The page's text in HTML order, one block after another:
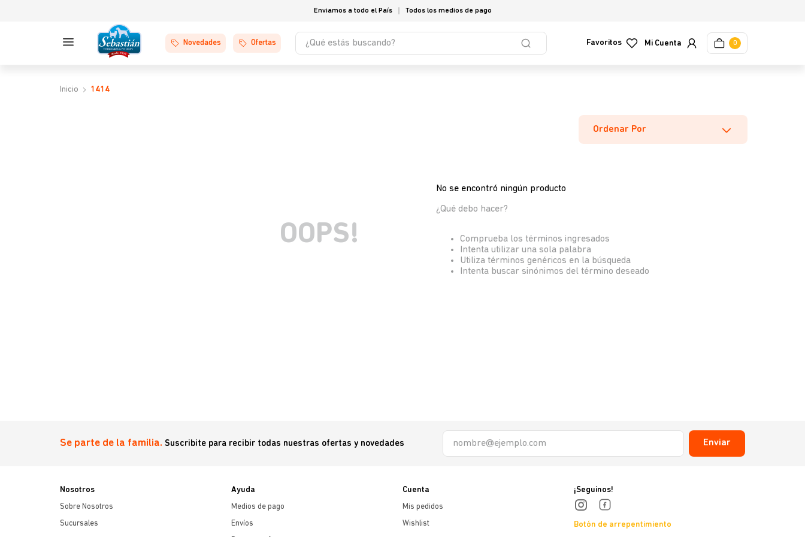
Enviamos a todo el País Todos los medios de pago
Novedades Ofertas
¿Qué estás buscando?
Favoritos 0
1414
Ordenar Por
OOPS!
No se encontró ningún producto
¿Qué debo hacer?
Comprueba los términos ingresados
Intenta utilizar una sola palabra
Utiliza términos genéricos en la búsqueda
Intenta buscar sinónimos del término deseado
Se parte de la familia. Suscribite para recibir todas nuestras ofertas y novedades Enviar
Nosotros
Sobre Nosotros
Sucursales
Ayuda
Medios de pago
Envíos
Cuenta
Mis pedidos
Wishlist
¡Seguinos!
Botón de arrepentimiento